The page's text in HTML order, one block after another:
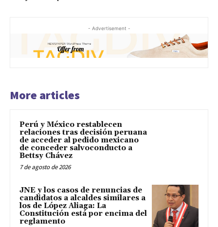
- Advertisement -
More articles
Perú y México restablecen
relaciones tras decisión peruana
de acceder al pedido mexicano
de conceder salvoconducto a
Bettsy Chávez
7 de agosto de 2026
JNE y los casos de renuncias de
candidatos a alcaldes similares a
los de López Aliaga: La
Constitución está por encima del
reglamento